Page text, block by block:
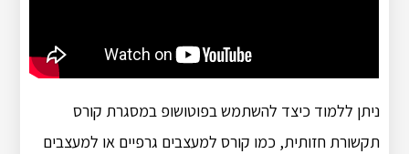
ניתן ללמוד כיצד להשתמש בפוטושופ במסגרת קורס
תקשורת חזותית, כמו קורס למעצבים גרפיים או למעצבים